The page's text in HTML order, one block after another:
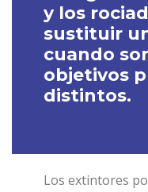
y los
sustituir
cuando
objetivos
distintos.
Los extintores